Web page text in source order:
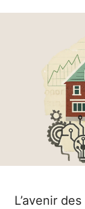
L’avenir des